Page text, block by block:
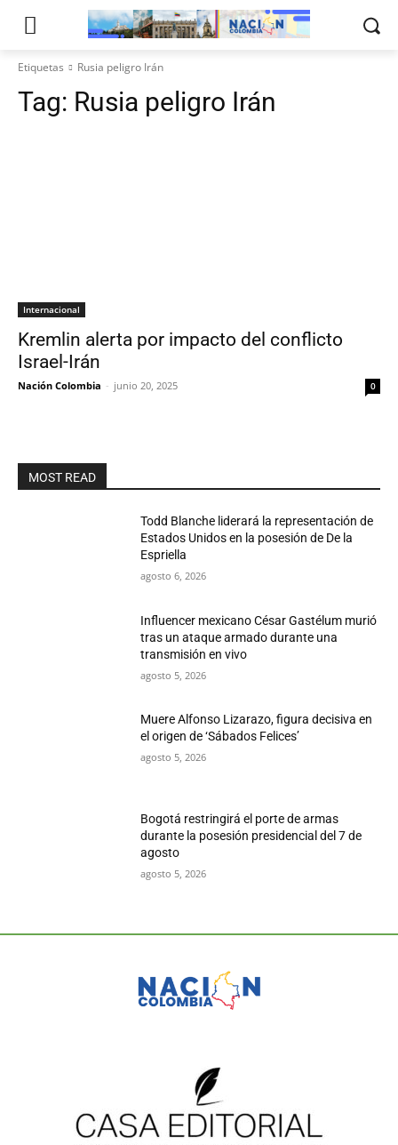
Etiquetas Rusia peligro Irán
Tag: Rusia peligro Irán
Internacional
Kremlin alerta por impacto del conflicto
Israel-Irán
Nación Colombia - junio 20, 2025 0
MOST READ
Todd Blanche liderará la representación de
Estados Unidos en la posesión de De la
Espriella
agosto 6, 2026
Influencer mexicano César Gastélum murió
tras un ataque armado durante una
transmisión en vivo
agosto 5, 2026
Muere Alfonso Lizarazo, figura decisiva en
el origen de ‘Sábados Felices’
agosto 5, 2026
Bogotá restringirá el porte de armas
durante la posesión presidencial del 7 de
agosto
agosto 5, 2026